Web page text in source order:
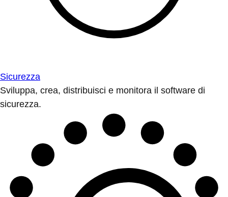
Sicurezza
Sviluppa, crea, distribuisci e monitora il software di
sicurezza.